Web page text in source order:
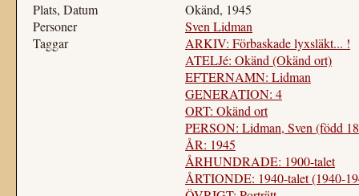
Plats, Datum
Okänd, 1945
Personer
Sven Lidman
Taggar
ARKIV: Förbaskade lyxsläkt... !
ATELJé: Okänd (Okänd ort)
EFTERNAMN: Lidman
GENERATION: 4
ORT: Okänd ort
PERSON: Lidman, Sven (född
ÅR: 1945
ÅRHUNDRADE: 1900-talet
ÅRTIONDE: 1940-talet (1940-